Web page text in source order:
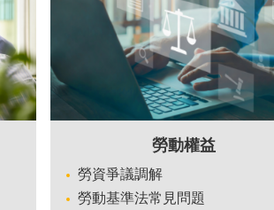
勞動權益
勞資爭議調解
勞動基準法常見問題